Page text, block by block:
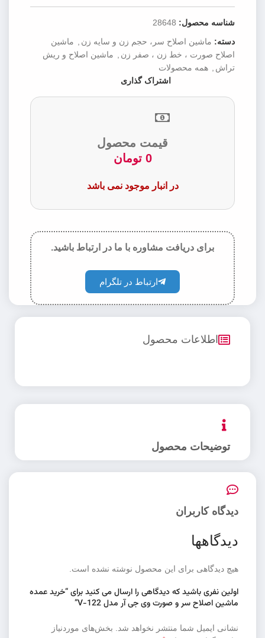
شناسه محصول: 28648
دسته: ماشین اصلاح سر، حجم زن و سایه زن , ماشین
اصلاح صورت ، خط زن ، صفر زن , ماشین اصلاح و ریش
تراش , همه محصولات
اشتراک گذاری
قیمت محصول
0 تومان
در انبار موجود نمی باشد
برای دریافت مشاوره با ما در ارتباط باشید.
ارتباط در تلگرام
توضیحات محصول
اطلاعات محصول
دیدگاه کاربران
دیدگاهها
هیچ دیدگاهی برای این محصول نوشته نشده است.
اولین نفری باشید که دیدگاهی را ارسال می کنید برای “خرید عمده
ماشین اصلاح سر و صورت وی جی آر مدل V-122”
نشانی ایمیل شما منتشر نخواهد شد. بخش‌های موردنیاز